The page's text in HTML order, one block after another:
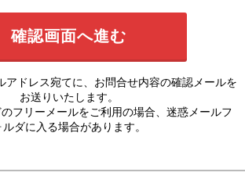
アドレス宛てに、お問合せ内容の確認メールを
お送りいたします。
フリーメールをご利用の場合、迷惑メールフ
ルダに入る場合があります。